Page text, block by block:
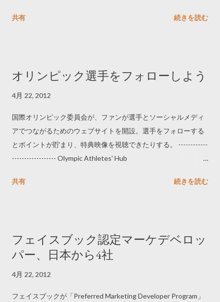
入できる「オンラインショップ」、資生堂化粧品の取扱店を検
パー、ヨドバシカメラなどのオンライン通販も資生堂の化粧品
を取り扱うようになった。 ------------------------------ 化粧品の大
http://www.nikkei.com/news/category/article/g=96958A9C938
19696E0E2E282958DE0E2E2E6E0E2E3E08698E0E2E2E2 -------
-----------------------
共有 続きを読む
オリンピック選手をフォローしよう
4月 22, 2012
国際オリンピック委員会が、ファンが選手とソーシャルメディ
アでつながるためのウェブサイトを開設。選手をフォローする
とポイントが貯まり、特典映像を視聴できたりする。 ------------
------------------ Olympic Athletes' Hub
に、オリンピック選手を真似するコンテストも行われている。
http://www.olympic.org/icopyu ------------------------------
共有 続きを読む
フェイスブック認定マーケデベロッ
パー、日本から4社
4月 22, 2012
フェイスブックが「Preferred Marketing Developer Program」